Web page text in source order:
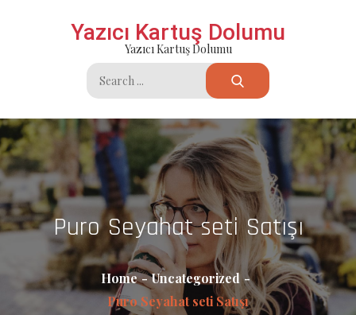
Yazıcı Kartuş Dolumu
Yazıcı Kartuş Dolumu
Search
for:
Puro Seyahat seti Satışı
Home
Uncategorized
Puro Seyahat seti Satışı